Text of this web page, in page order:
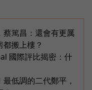
篤昌：還會有更厲
搬上樓？
國際評比揭密：什
低調的二代鄭平，